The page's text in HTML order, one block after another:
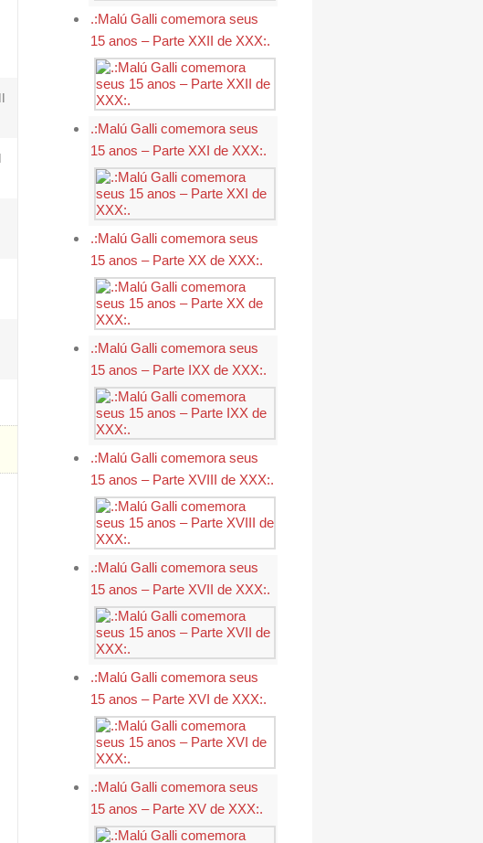
.:Malú Galli comemora seus
15 anos – Parte XXII de XXX:.
.:Malú Galli comemora seus
15 anos – Parte XXI de XXX:.
.:Malú Galli comemora seus
15 anos – Parte XX de XXX:.
.:Malú Galli comemora seus
15 anos – Parte IXX de XXX:.
.:Malú Galli comemora seus
15 anos – Parte XVIII de XXX:.
.:Malú Galli comemora seus
15 anos – Parte XVII de XXX:.
.:Malú Galli comemora seus
15 anos – Parte XVI de XXX:.
.:Malú Galli comemora seus
15 anos – Parte XV de XXX:.